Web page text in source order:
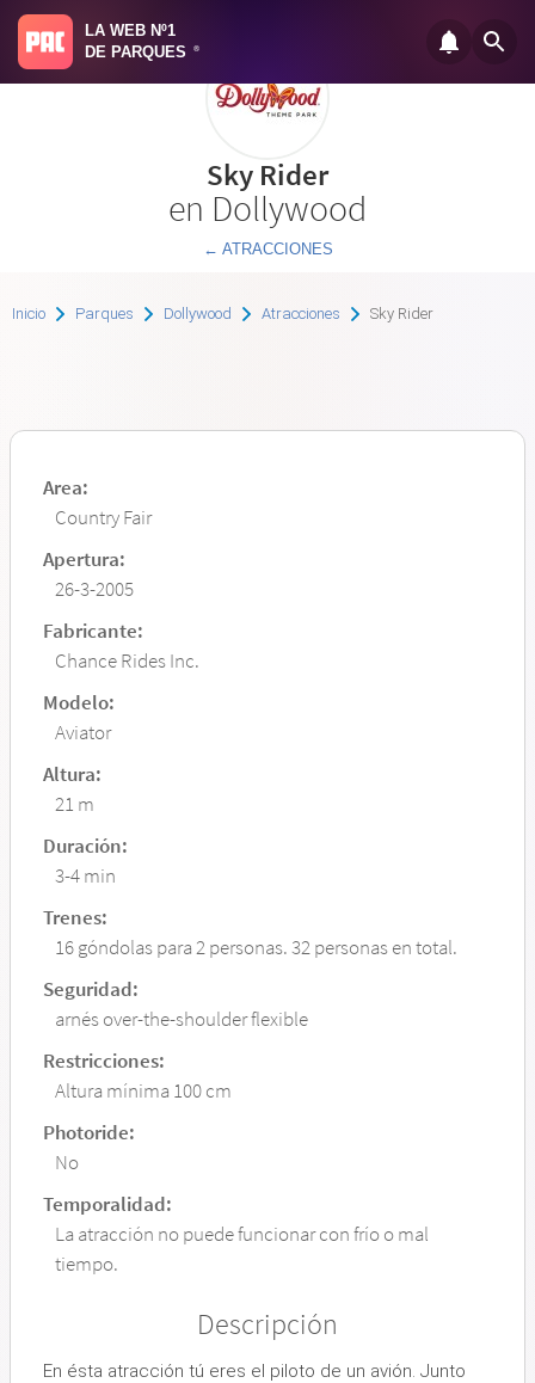
LA WEB Nº1
DE PARQUES
®
Sky Rider
en Dollywood
← ATRACCIONES
Inicio Parques Dollywood Atracciones Sky Rider
Area:
Country Fair
Apertura:
26-3-2005
Fabricante:
Chance Rides Inc.
Modelo:
Aviator
Altura:
21 m
Duración:
3-4 min
Trenes:
16 góndolas para 2 personas. 32 personas en total.
Seguridad:
arnés over-the-shoulder flexible
Restricciones:
Altura mínima 100 cm
Photoride:
No
Temporalidad:
La atracción no puede funcionar con frío o mal
tiempo.
Descripción
En ésta atracción tú eres el piloto de un avión. Junto